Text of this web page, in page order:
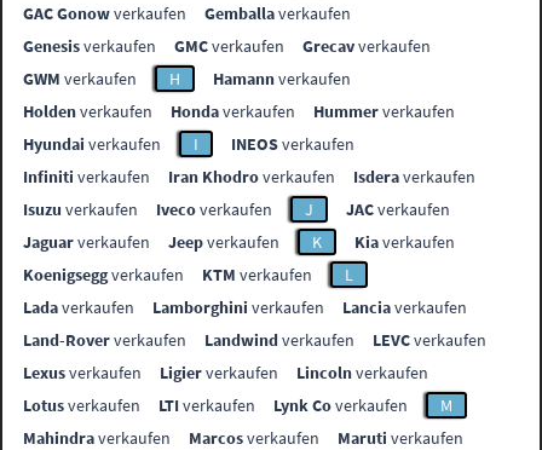
GAC Gonowverkaufen Gemballaverkaufen
Genesisverkaufen GMCverkaufen Grecavverkaufen
GWM verkaufen H Hamannverkaufen
Holdenverkaufen Hondaverkaufen Hummerverkaufen
Hyundai verkaufen I INEOSverkaufen
Infiniti verkaufen Iran Khodroverkaufen Isderaverkaufen
Isuzu verkaufen Ivecoverkaufen J JACverkaufen
Jaguarverkaufen Jeepverkaufen K Kiaverkaufen
Koenigseggverkaufen KTM verkaufen
L
Ladaverkaufen Lamborghini verkaufen Lanciaverkaufen
Land-Roververkaufen Landwindverkaufen LEVCverkaufen
Lexusverkaufen Ligierverkaufen Lincolnverkaufen
Lotusverkaufen LTIverkaufen Lynk Coverkaufen
M
Mahindraverkaufen Marcosverkaufen Maruti verkaufen